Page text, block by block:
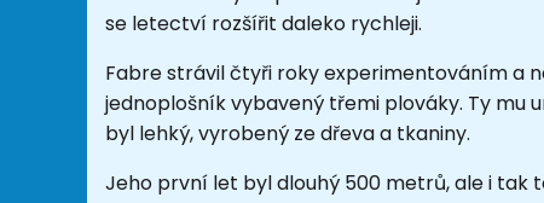
se letectví rozšířit daleko rychleji.
Fabre strávil čtyři roky experimentováním a
jednoplošník vybavený třemi plováky. Ty mu
byl lehký, vyrobený ze dřeva a tkaniny.
Jeho první let byl dlouhý 500 metrů, ale i tak